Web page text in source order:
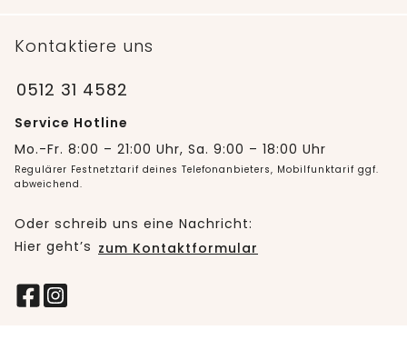
Kontaktiere uns
0512 31 4582
Service Hotline
Mo.-Fr. 8:00 – 21:00 Uhr, Sa. 9:00 – 18:00 Uhr
Regulärer Festnetztarif deines Telefonanbieters, Mobilfunktarif ggf.
abweichend.
Oder schreib uns eine Nachricht:
Hier geht’s zum Kontaktformular